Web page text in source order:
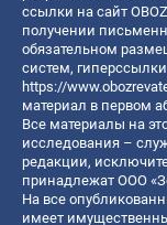
ссылки на сайт
получении
обязательном
систем,
https://
материал в первом
Все материалы на
исследования –
редакции,
принадлежат ООО
На все
имеет